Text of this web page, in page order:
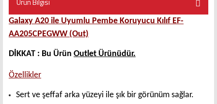
Galaxy A20 ile Uyumlu Pembe Koruyucu Kılıf EF-
AA205CPEGWW (Out)
DİKKAT : Bu Ürün Outlet Ürünüdür.
Özellikler
Sert ve şeffaf arka yüzeyi ile şık bir görünüm sağlar.